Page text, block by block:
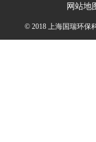
网站地
© 2018 上海国瑞环保